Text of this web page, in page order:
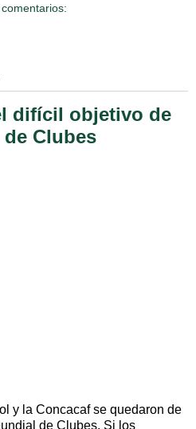
difícil objetivo de
Clubes
y la Concacaf se quedaron de
de Clubes. Si los